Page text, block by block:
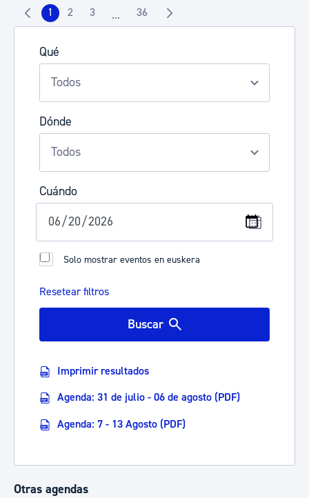
Qué
Dónde
Cuándo
Solo mostrar eventos en euskera
Resetear filtros
Buscar
Imprimir resultados
Agenda: 31 de julio - 06 de agosto (PDF)
Agenda: 7 - 13 Agosto (PDF)
Otras agendas
Página
1 Página
2 Página
3 ...Páginas intermedias Use TAB para
Página
36